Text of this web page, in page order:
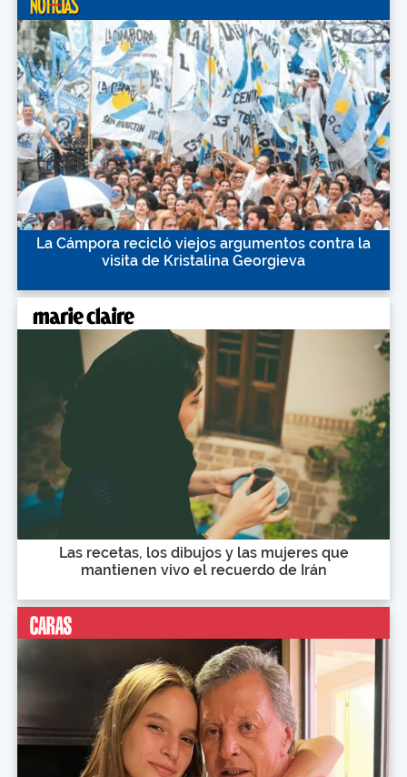
La Cámpora recicló viejos argumentos contra la
visita de Kristalina Georgieva
Las recetas, los dibujos y las mujeres que
mantienen vivo el recuerdo de Irán